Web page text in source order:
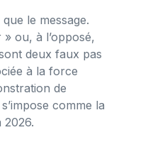
le message.
ou, à l’opposé,
deux faux pas
à la force
de
comme la
2026.